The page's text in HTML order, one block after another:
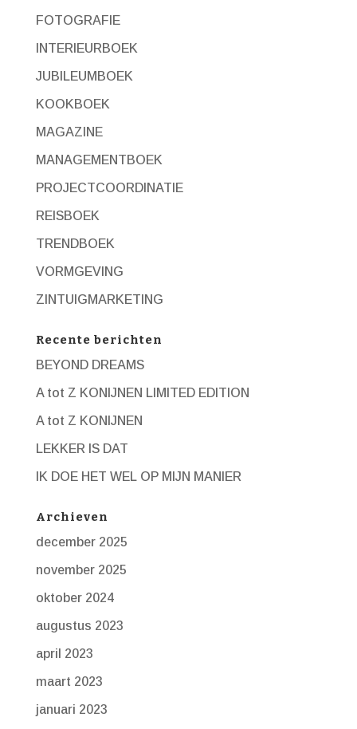
FOTOGRAFIE
INTERIEURBOEK
JUBILEUMBOEK
KOOKBOEK
MAGAZINE
MANAGEMENTBOEK
PROJECTCOORDINATIE
REISBOEK
TRENDBOEK
VORMGEVING
ZINTUIGMARKETING
Recente berichten
BEYOND DREAMS
A tot Z KONIJNEN LIMITED EDITION
A tot Z KONIJNEN
LEKKER IS DAT
IK DOE HET WEL OP MIJN MANIER
Archieven
december 2025
november 2025
oktober 2024
augustus 2023
april 2023
maart 2023
januari 2023